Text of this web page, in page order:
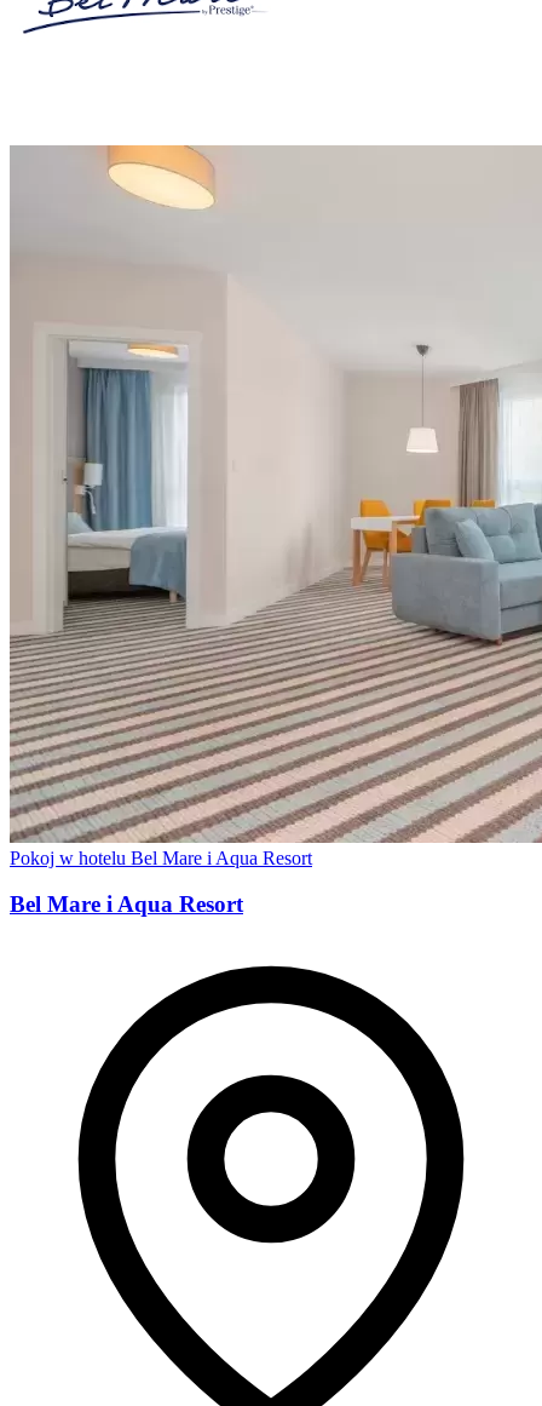
Pokoj w hotelu Bel Mare i Aqua Resort
Bel Mare i Aqua Resort